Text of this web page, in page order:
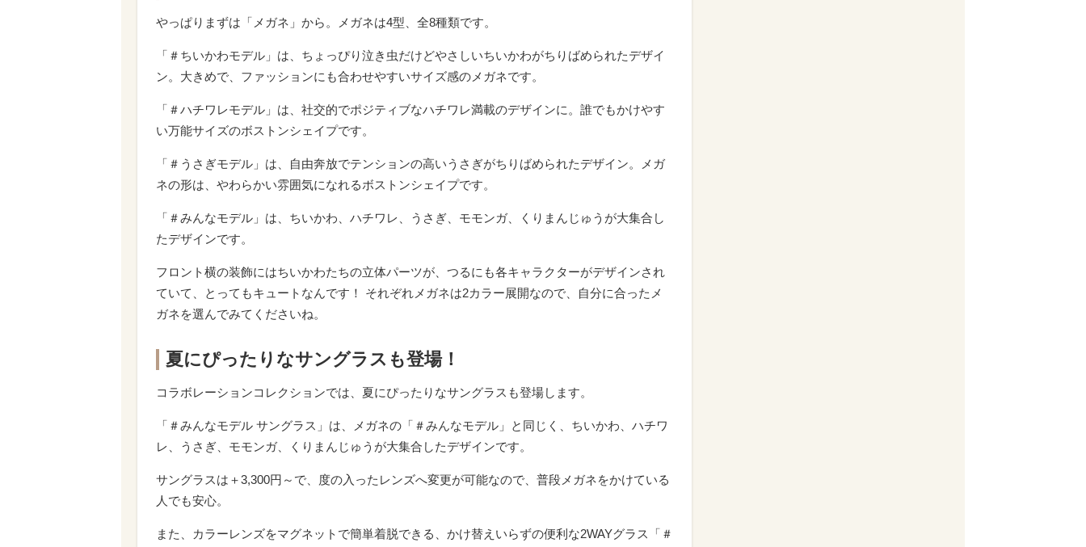
やっぱりまずは「メガネ」から。メガネは4型、全8種類です。
「＃ちいかわモデル」は、ちょっぴり泣き虫だけどやさしいちいかわがちりばめられたデザイ
ン。大きめで、ファッションにも合わせやすいサイズ感のメガネです。
「＃ハチワレモデル」は、社交的でポジティブなハチワレ満載のデザインに。誰でもかけやす
い万能サイズのボストンシェイプです。
「＃うさぎモデル」は、自由奔放でテンションの高いうさぎがちりばめられたデザイン。メガ
ネの形は、やわらかい雰囲気になれるボストンシェイプです。
「＃みんなモデル」は、ちいかわ、ハチワレ、うさぎ、モモンガ、くりまんじゅうが大集合し
たデザインです。
フロント横の装飾にはちいかわたちの立体パーツが、つるにも各キャラクターがデザインされ
ていて、とってもキュートなんです！ それぞれメガネは2カラー展開なので、自分に合ったメ
ガネを選んでみてくださいね。
夏にぴったりなサングラスも登場！
コラボレーションコレクションでは、夏にぴったりなサングラスも登場します。
「 ＃みんなモデル サングラス」は、メガネの「＃みんなモデル」と同じく、ちいかわ、ハチワ
レ、うさぎ、モモンガ、くりまんじゅうが大集合したデザインです。
サングラスは＋3,300円～で、度の入ったレンズへ変更が可能なので、普段メガネをかけている
人でも安心。
また、カラーレンズをマグネットで簡単着脱できる、かけ替えいらずの便利な2WAYグラス「＃